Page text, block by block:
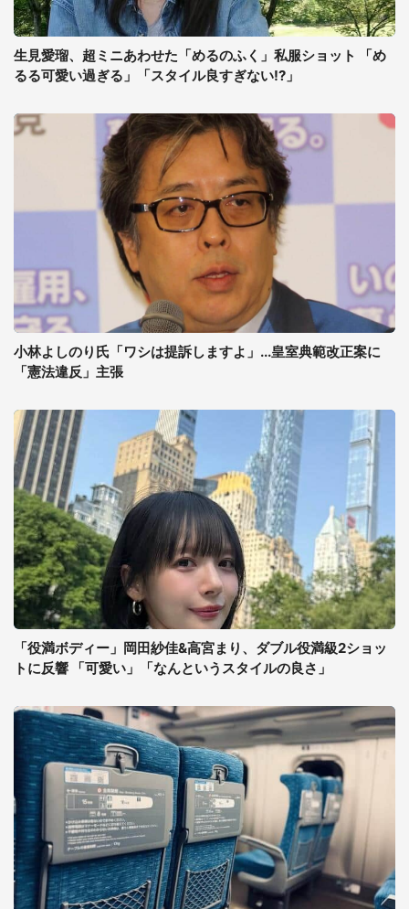
生見愛瑠、超ミニあわせた「めるのふく」私服ショット 「め
るる可愛い過ぎる」「スタイル良すぎない!?」
小林よしのり氏「ワシは提訴しますよ」...皇室典範改正案に
「憲法違反」主張
「役満ボディー」岡田紗佳&高宮まり、ダブル役満級2ショッ
トに反響 「可愛い」「なんというスタイルの良さ」